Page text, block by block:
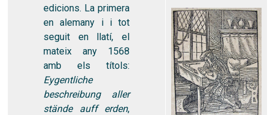
edicions. La primera
en alemany i i tot
seguit en llatí, el
mateix any 1568
amb els títols:
Eygentliche
beschreibung aller
stände auff erden,